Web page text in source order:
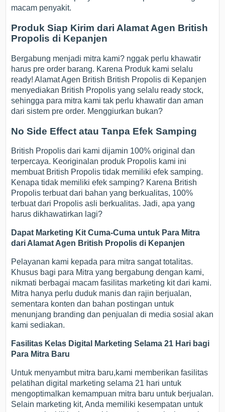
macam penyakit.
Produk Siap Kirim dari Alamat Agen British
Propolis di Kepanjen
Bergabung menjadi mitra kami? nggak perlu khawatir
harus pre order barang. Karena Produk kami selalu
ready! Alamat Agen British British Propolis di Kepanjen
menyediakan British Propolis yang selalu ready stock,
sehingga para mitra kami tak perlu khawatir dan aman
dari sistem pre order. Menggiurkan bukan?
No Side Effect atau Tanpa Efek Samping
British Propolis dari kami dijamin 100% original dan
terpercaya. Keoriginalan produk Propolis kami ini
membuat British Propolis tidak memiliki efek samping.
Kenapa tidak memiliki efek samping? Karena British
Propolis terbuat dari bahan yang berkualitas, 100%
terbuat dari Propolis asli berkualitas. Jadi, apa yang
harus dikhawatirkan lagi?
Dapat Marketing Kit Cuma-Cuma untuk Para Mitra
dari Alamat Agen British Propolis di Kepanjen
Pelayanan kami kepada para mitra sangat totalitas.
Khusus bagi para Mitra yang bergabung dengan kami,
nikmati berbagai macam fasilitas marketing kit dari kami.
Mitra hanya perlu duduk manis dan rajin berjualan,
sementara konten dan bahan postingan untuk
menunjang branding dan penjualan di media sosial akan
kami sediakan.
Fasilitas Kelas Digital Marketing Selama 21 Hari bagi
Para Mitra Baru
Untuk menyambut mitra baru,kami memberikan fasilitas
pelatihan digital marketing selama 21 hari untuk
mengoptimalkan kemampuan mitra baru untuk berjualan.
Selain marketing kit, Anda memiliki kesempatan untuk